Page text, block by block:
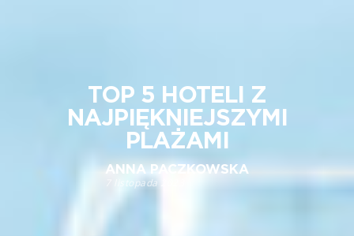
TOP 5 HOTELI Z
NAJPIĘKNIEJSZYMI
PLAŻAMI
ANNA PACZKOWSKA
7 listopada 2023